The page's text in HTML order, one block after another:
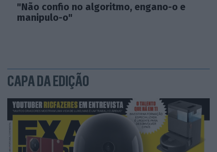
"Não confio no algoritmo, engano-o e
manipulo-o"
CAPA DA EDIÇÃO